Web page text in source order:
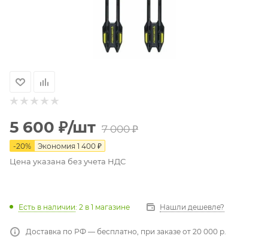
5 600 ₽/шт 7 000₽
-20% Экономия 1 400 ₽
Цена указана без учета НДС
Есть в наличии: 2 в 1 магазине Нашли дешевле?
Доставка по РФ — бесплатно, при заказе от 20 000 р.